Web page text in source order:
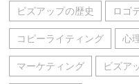
ビズアップの歴史 ロゴ
コピーライティング 心
マーケティング ビズア